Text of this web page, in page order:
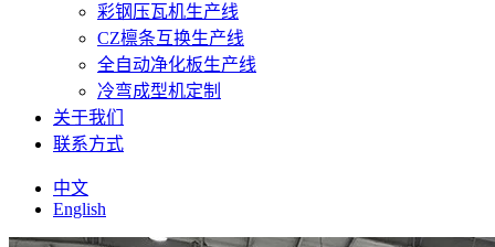
彩钢压瓦机生产线
CZ檩条互换生产线
全自动净化板生产线
冷弯成型机定制
关于我们
联系方式
中文
English